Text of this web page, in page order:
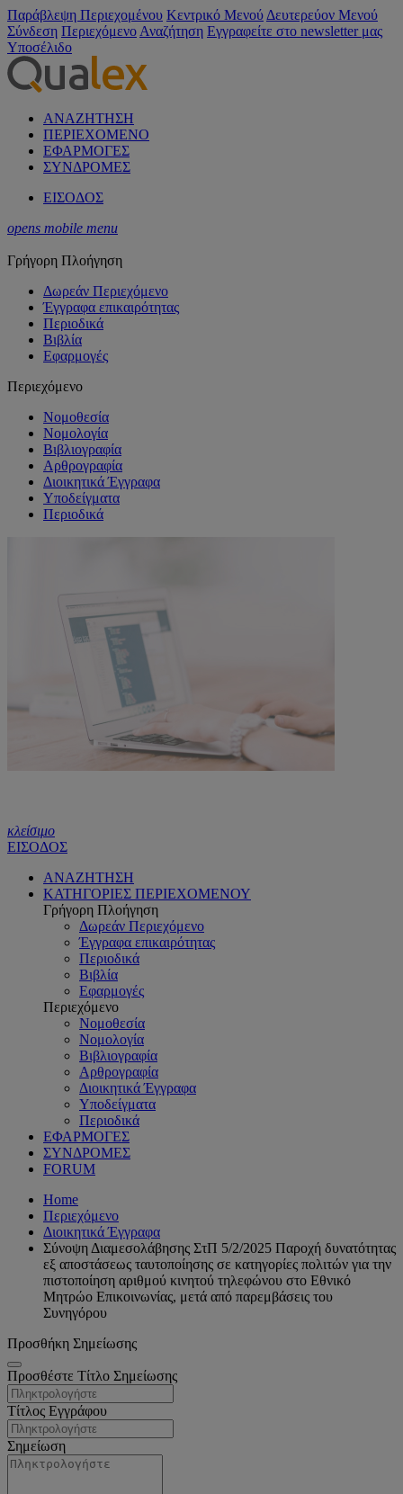
Παράβλεψη Περιεχομένου Κεντρικό Μενού Δευτερεύον Μενού
Σύνδεση Περιεχόμενο Αναζήτηση Εγγραφείτε στο newsletter μας
Υποσέλιδο
ΑΝΑΖΗΤΗΣΗ
ΠΕΡΙΕΧΟΜΕΝΟ
ΕΦΑΡΜΟΓΕΣ
ΣΥΝΔΡΟΜΕΣ
ΕΙΣΟΔΟΣ
opens mobile menu
Γρήγορη Πλοήγηση
Δωρεάν Περιεχόμενο
Έγγραφα επικαιρότητας
Περιοδικά
Βιβλία
Εφαρμογές
Περιεχόμενο
Νομοθεσία
Νομολογία
Βιβλιογραφία
Αρθρογραφία
Διοικητικά Έγγραφα
Υποδείγματα
Περιοδικά
κλείσιμο
ΕΙΣΟΔΟΣ
ΑΝΑΖΗΤΗΣΗ
ΚΑΤΗΓΟΡΙΕΣ ΠΕΡΙΕΧΟΜΕΝΟΥ
Γρήγορη Πλοήγηση
Δωρεάν Περιεχόμενο
Έγγραφα επικαιρότητας
Περιοδικά
Βιβλία
Εφαρμογές
Περιεχόμενο
Νομοθεσία
Νομολογία
Βιβλιογραφία
Αρθρογραφία
Διοικητικά Έγγραφα
Υποδείγματα
Περιοδικά
ΕΦΑΡΜΟΓΕΣ
ΣΥΝΔΡΟΜΕΣ
FORUM
Home
Περιεχόμενο
Διοικητικά Έγγραφα
Σύνοψη Διαμεσολάβησης ΣτΠ 5/2/2025 Παροχή δυνατότητας
εξ αποστάσεως ταυτοποίησης σε κατηγορίες πολιτών για την
πιστοποίηση αριθμού κινητού τηλεφώνου στο Εθνικό
Μητρώο Επικοινωνίας, μετά από παρεμβάσεις του
Συνηγόρου
Προσθήκη Σημείωσης
Προσθέστε Τίτλο Σημείωσης
Τίτλος Εγγράφου
Σημείωση